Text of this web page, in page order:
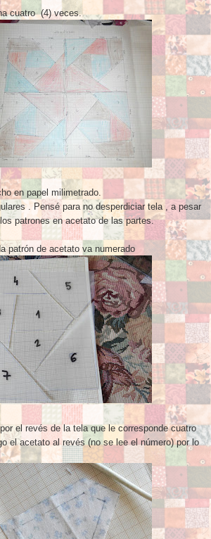
cuatro (4) veces.
hecho en papel milimetrado.
. Pensé para no desperdiciar tela , a pesar
patrones en acetato de las partes.
patrón de acetato va numerado
el revés de la tela que le corresponde cuatro
el acetato al revés (no se lee el número)por lo